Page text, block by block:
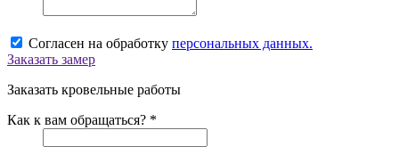
Согласен на обработку персональных данных.
Заказать замер
Заказать кровельные работы
Как к вам обращаться? *